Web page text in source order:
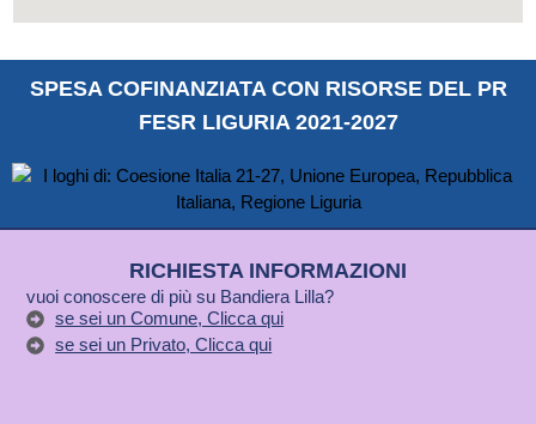
SPESA COFINANZIATA CON RISORSE DEL PR
FESR LIGURIA 2021-2027
RICHIESTA INFORMAZIONI
vuoi conoscere di più su Bandiera Lilla?
se sei un Comune, Clicca qui
se sei un Privato, Clicca qui